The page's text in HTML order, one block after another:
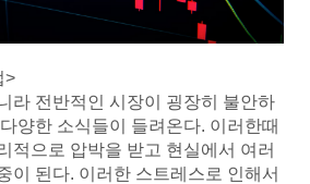
>
라 전반적인 시장이 굉장히 불안하
양한 소식들이 들려온다. 이러한때
적으로 압박을 받고 현실에서 여러
이 된다. 이러한 스트레스로 인해서